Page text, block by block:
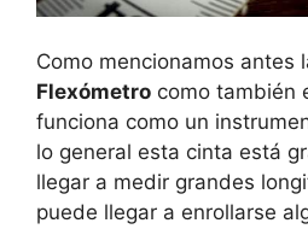
Como mencionamos antes
Flexómetro como también
funciona como un
lo general esta cinta está
llegar a medir grandes
puede llegar a enrollarse